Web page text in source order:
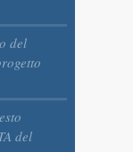
del
del